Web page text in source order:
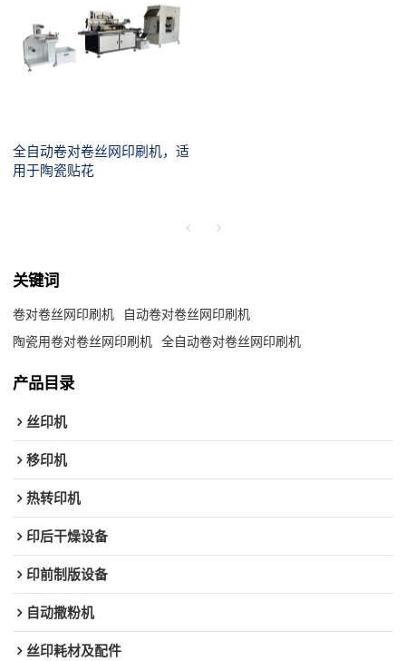
全自动卷对卷丝网印刷机，适
用于陶瓷贴花
关键词
卷对卷丝网印刷机
自动卷对卷丝网印刷机
陶瓷用卷对卷丝网印刷机 全自动卷对卷丝网印刷机
产品目录
丝印机
移印机
热转印机
印后干燥设备
印前制版设备
自动撒粉机
丝印耗材及配件